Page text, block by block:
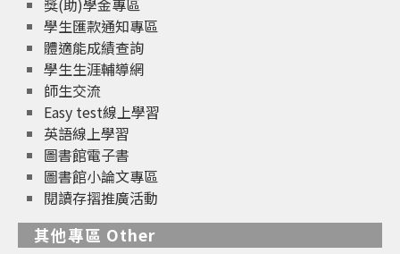
獎(助)學金專區
學生匯款通知專區
體適能成績查詢
學生生涯輔導網
師生交流
Easy test線上學習
英語線上學習
圖書館電子書
圖書館小論文專區
閱讀存摺推廣活動
其他專區 Other